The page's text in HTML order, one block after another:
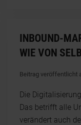
INBOUND-
WIE VON
Beitrag veröffentlicht
Die
Das betrifft alle
verändert auch